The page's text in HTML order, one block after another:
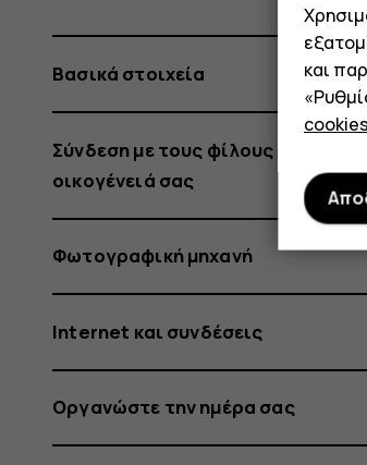
Βασικά στοιχεία
Σύνδεση με τους φίλους και την
οικογένειά σας
Φωτογραφική μηχανή
Internet και συνδέσεις
Οργανώστε την ημέρα σας
και
cookies